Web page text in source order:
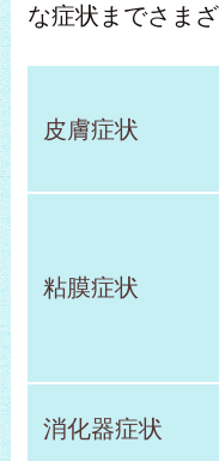
な症状までさま
皮膚症状
粘膜症状
消化器症状